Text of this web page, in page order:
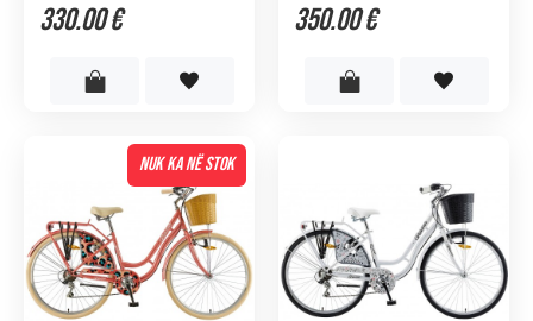
330.00 € 350.00 €
NUK KA NË STOK